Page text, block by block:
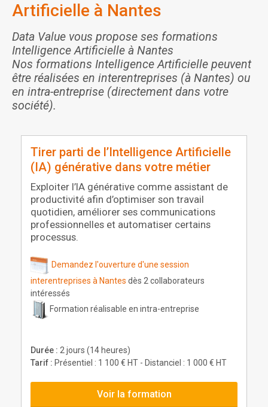
Artificielle à Nantes
Data Value vous propose ses formations
Intelligence Artificielle à Nantes
Nos formations Intelligence Artificielle peuvent
être réalisées en interentreprises (à Nantes) ou
en intra-entreprise (directement dans votre
société).
Tirer parti de l’Intelligence Artificielle
(IA) générative dans votre métier
Exploiter l’IA générative comme assistant de
productivité afin d’optimiser son travail
quotidien, améliorer ses communications
professionnelles et automatiser certains
processus.
Demandez l'ouverture d'une session
interentreprises à Nantes dès 2 collaborateurs
intéressés
Formation réalisable en intra-entreprise
Durée : 2 jours (14 heures)
Tarif : Présentiel : 1 100 € HT - Distanciel : 1 000 € HT
Voir la formation